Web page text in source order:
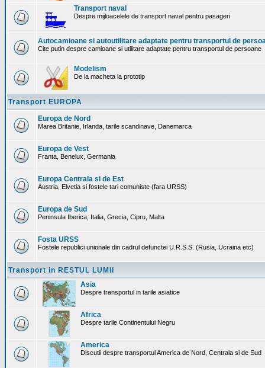
Transport naval
Despre mijloacelele de transport naval pentru pasageri
Autocamioane si autoutilitare adaptate pentru transportul de
Cite putin despre camioane si utilitare adaptate pentru transportul de persoane
Modelism
De la macheta la prototip
Transport EUROPA
Europa de Nord
Marea Britanie, Irlanda, tarile scandinave, Danemarca
Europa de Vest
Franta, Benelux, Germania
Europa Centrala si de Est
Austria, Elvetia si fostele tari comuniste (fara URSS)
Europa de Sud
Peninsula Iberica, Italia, Grecia, Cipru, Malta
Fosta URSS
Fostele republici unionale din cadrul defunctei U.R.S.S. (Rusia, Ucraina etc)
Transport in RESTUL LUMII
Asia
Despre transportul in tarile asiatice
Africa
Despre tarile Continentului Negru
America
Discutii despre transportul America de Nord, Centrala si de Sud